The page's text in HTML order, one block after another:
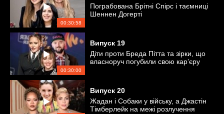
00:30:58
Пограбована Брітні Спірс і таємниці
Шеннен Догерті
00:30:00
Випуск 19
Діти проти Бреда Пітта та зірки, що
власноруч погубили свою кар’єру
Випуск 20
Жадан і Собаки у війську, а Джастін
Тімберлейк на межі розлучення